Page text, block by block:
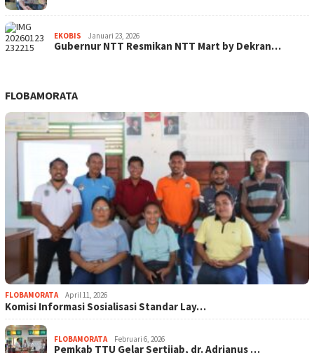
EKOBIS Januari 23, 2026
Gubernur NTT Resmikan NTT Mart by Dekran…
FLOBAMORATA
FLOBAMORATA April 11, 2026
Komisi Informasi Sosialisasi Standar Lay…
FLOBAMORATA Februari 6, 2026
Pemkab TTU Gelar Sertijab, dr. Adrianus …